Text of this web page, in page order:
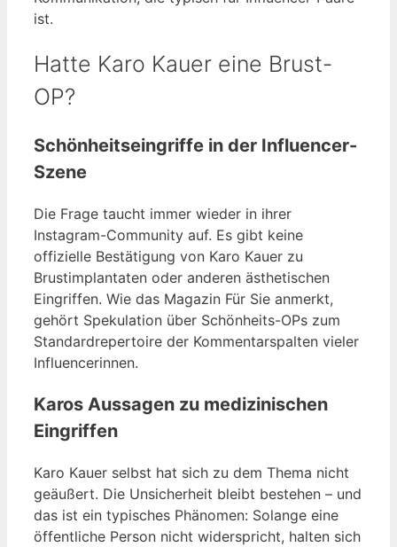
ist.
Hatte Karo Kauer eine Brust-
OP?
Schönheitseingriffe in der Influencer-
Szene
Die Frage taucht immer wieder in ihrer
Instagram-Community auf. Es gibt keine
offizielle Bestätigung von Karo Kauer zu
Brustimplantaten oder anderen ästhetischen
Eingriffen. Wie das Magazin Für Sie anmerkt,
gehört Spekulation über Schönheits-OPs zum
Standardrepertoire der Kommentarspalten vieler
Influencerinnen.
Karos Aussagen zu medizinischen
Eingriffen
Karo Kauer selbst hat sich zu dem Thema nicht
geäußert. Die Unsicherheit bleibt bestehen – und
das ist ein typisches Phänomen: Solange eine
öffentliche Person nicht widerspricht, halten sich